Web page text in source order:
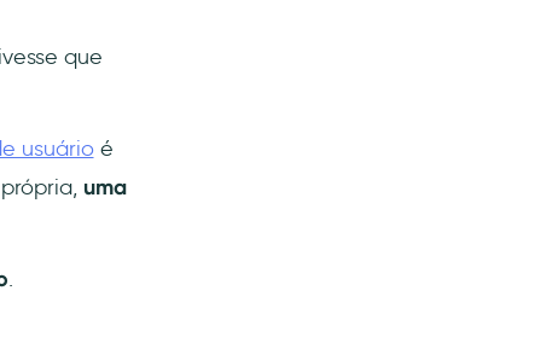
que
usuárioé
uma
.